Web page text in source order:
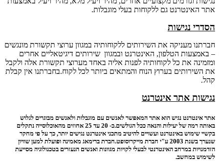
אתר האינטרנט גם ללקוחות בעלי מוגבלות.
הסדרי נגישות
חברתנו מעניקה את השירותים ללקוחותיה במגוון ערוצי תקשורת מונגשים
– באמצעות הטלפון, האינטרנט ובמגוון שירותים דיגיטאליים אחרים
ומזמינה את כל לקוחותיה לפנות אליה באחד מערוצי תקשורת אלה ולקבל
את השירותים בערוץ הנוח והמתאים ביותר לכל לקוח.בחברתנו אין קבלת
קהל.
נגישות אתר אינטרנט
אתר אינטרנט נגיש הוא אתר המאפשר לאנשים עם מוגבלות ולאנשים מבוגרים לגלוש
באותה רמה של יעילות והנאה ככל הגולשים.כ- 20 עד 25 אחוזים מהאוכלוסייה נתקלים
בקשיי שימוש באינטרנט ועשויים להיטיב מתכני אינטרנט נגישים יותר, כך על פי מחקר
שנערך בשנת 2003 ע"י חברת מייקרוסופט.חברת ברימאג מאמינה ופועלת למען שוויון
הזדמנויות במרחב האינטרנטי לבעלי לקויות מגוונות ואנשים הנעזרים בטכנולוגיה מסייעת
לשימוש במחשב.